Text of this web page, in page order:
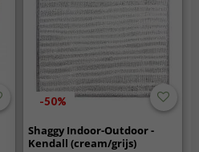
-50%
Shaggy Indoor-Outdoor -
Kendall (cream/grijs)